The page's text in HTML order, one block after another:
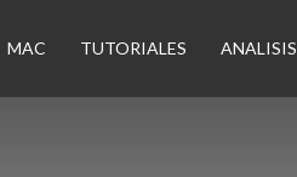
MAC TUTORIALES ANALISIS